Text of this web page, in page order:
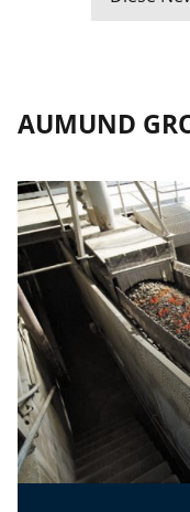
AUMUND